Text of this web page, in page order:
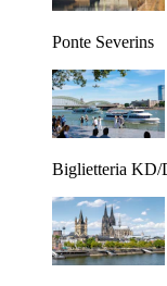
Ponte Severins
Biglietteria KD/